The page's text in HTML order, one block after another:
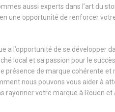
aussi experts dans l’art du
une opportunité de renforcer
a l’opportunité de se développer
local et sa passion pour le
de marque cohérente et
nous pouvons vous aider à
rayonner votre marque à Rouen et